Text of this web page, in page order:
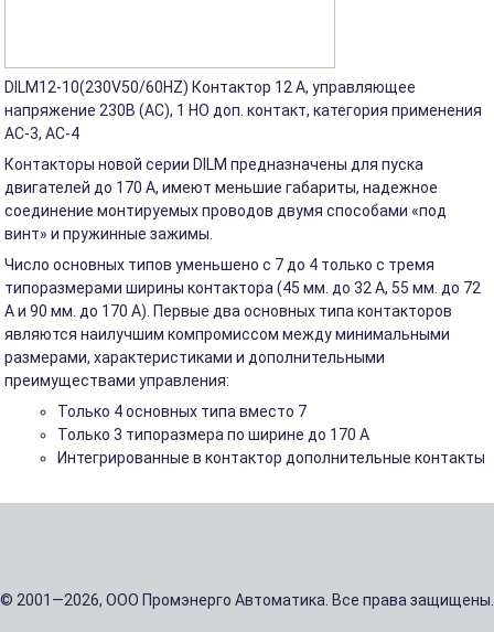
DILM12-10(230V50/60HZ) Контактор 12 А, управляющее
напряжение 230В (AС), 1 НО доп. контакт, категория применения
AC-3, AC-4
Контакторы новой серии DILM предназначены для пуска
двигателей до 170 А, имеют меньшие габариты, надежное
соединение монтируемых проводов двумя способами «под
винт» и пружинные зажимы.
Число основных типов уменьшено с 7 до 4 только с тремя
типоразмерами ширины контактора (45 мм. до 32 A, 55 мм. до 72
A и 90 мм. до 170 A). Первые два основных типа контакторов
являются наилучшим компромиссом между минимальными
размерами, характеристиками и дополнительными
преимуществами управления:
Только 4 основных типа вместо 7
Только 3 типоразмера по ширине до 170 A
Интегрированные в контактор дополнительные контакты
© 2001—2026, ООО Промэнерго Автоматика. Все права защищены.